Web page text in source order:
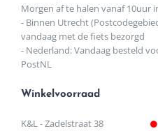
Morgen af te halen vanaf 10uur
- Binnen Utrecht
vandaag met de fiets bezorgd
- Nederland: Vandaag besteld
PostNL
Winkelvoorraad
K&L - Zadelstraat 38